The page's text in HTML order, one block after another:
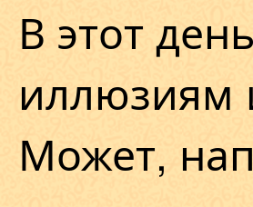
В этот
иллюзиям
Может,